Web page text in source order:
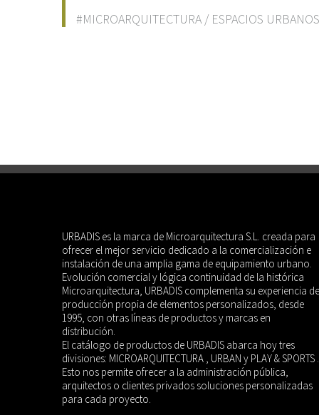
#MICROARQUITECTURA / ESPACIOS URBANOS
URBADIS es la marca de Microarquitectura S.L. creada para
ofrecer el mejor servicio dedicado a la comercialización e
instalación de una amplia gama de equipamiento urbano.
Evolución comercial y lógica continuidad de la histórica
Microarquitectura, URBADIS complementa su experiencia de
producción propia de elementos personalizados, desde
1995, con otras líneas de productos y marcas en
distribución.
El catálogo de productos de URBADIS abarca hoy tres
divisiones: MICROARQUITECTURA , URBAN y PLAY & SPORTS .
Esto nos permite ofrecer a la administración pública,
arquitectos o clientes privados soluciones personalizadas
para cada proyecto.